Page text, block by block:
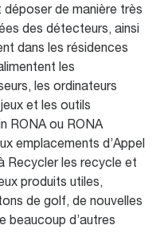
déposer de manière très
des détecteurs, ainsi
dans les résidences
les
les ordinateurs
et les outils
RONA ou RONA
emplacements d’Appel
Recycler les recycle et
produits utiles,
de golf, de nouvelles
beaucoup d’autres